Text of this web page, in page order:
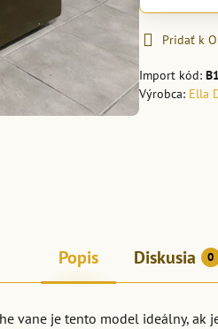
Pridať k
Import kód:
Výrobca: Ella
Popis Diskusia 0
vane je tento model ideálny, ak